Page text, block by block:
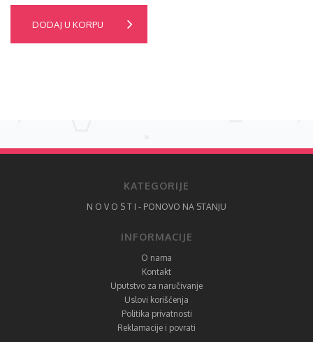
DODAJ U KORPU
KATEGORIJE
N O V O S T I - PONOVO NA STANJU
INFORMACIJE
O nama
Kontakt
Uputstvo za naručivanje
Uslovi korišćenja
Politika privatnosti
Reklamacije i povrati